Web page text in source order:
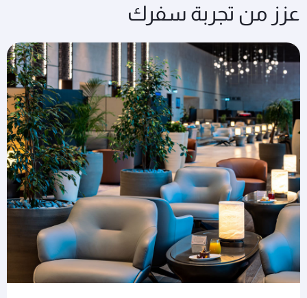
عزز من تجربة سفرك